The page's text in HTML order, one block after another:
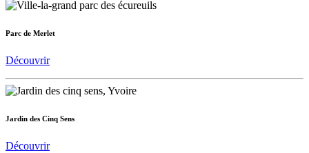
Parc de Merlet
Découvrir
Jardin des Cinq Sens
Découvrir